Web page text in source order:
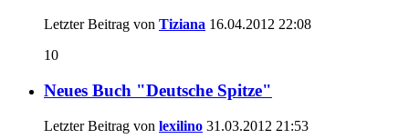
Letzter Beitrag von Tiziana 16.04.2012 22:08
10
Neues Buch "Deutsche Spitze"
Letzter Beitrag von lexilino 31.03.2012 21:53